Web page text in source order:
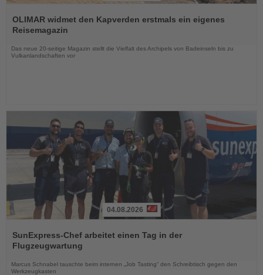
Sie
die
Nachrichten
OLIMAR widmet den Kapverden erstmals ein eigenes
Reisemagazin
Das neue 20-seitige Magazin stellt die Vielfalt des Archipels von Badeinseln bis zu
Vulkanlandschaften vor
Sie
die
Nachrichten
04.08.2026
SunExpress-Chef arbeitet einen Tag in der
Flugzeugwartung
Marcus Schnabel tauschte beim internen „Job Tasting“ den Schreibtisch gegen den
Werkzeugkasten